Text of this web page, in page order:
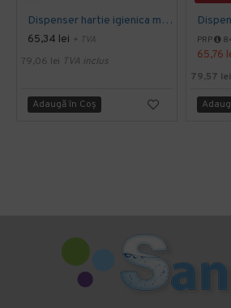
Dispenser hartie igienica mini Jumbo Tork alb
65,34 lei + TVA
79,06 lei TVA inclus
Adaugă în Coş
PRP
65,76
79,57 lei